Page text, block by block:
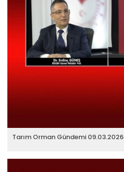
Tarım Orman Gündemi 09.03.2026